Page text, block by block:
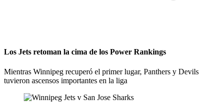
Los Jets retoman la cima de los Power Rankings
Mientras Winnipeg recuperó el primer lugar, Panthers y Devils
tuvieron ascensos importantes en la liga